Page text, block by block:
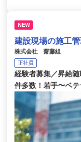
NEW
建設現場の施工
株式会社 齋藤組
正社員
経験者募集／昇給
件多数！若手〜ベ